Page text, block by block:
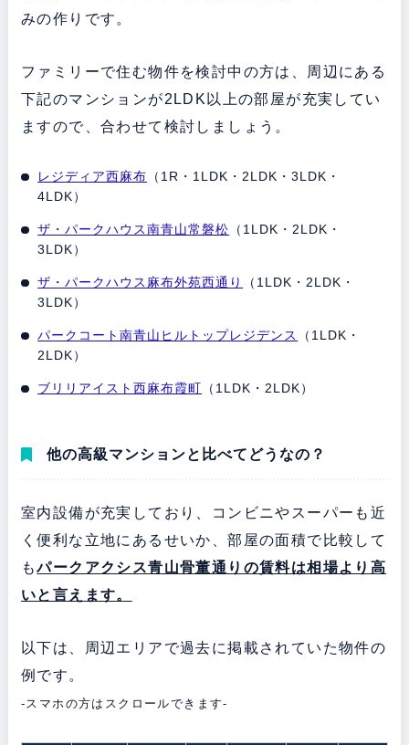
みの作りです。
ファミリーで住む物件を検討中の方は、周辺にある
下記のマンションが2LDK以上の部屋が充実してい
ますので、合わせて検討しましょう。
レジディア西麻布 （1R・1LDK・2LDK・3LDK・
4LDK）
ザ・パークハウス南青山常磐松 （1LDK・2LDK・
3LDK）
ザ・パークハウス麻布外苑西通り
（1LDK・2LDK・
3LDK）
パークコート南青山ヒルトップレジデンス
（1LDK・
2LDK）
ブリリアイスト西麻布霞町 （1LDK・2LDK）
他の高級マンションと比べてどうなの？
室内設備が充実しており、コンビニやスーパーも近
く便利な立地にあるせいか、部屋の面積で比較して
もパークアクシス青山骨董通りの賃料は相場より高
いと言えます。
以下は、周辺エリアで過去に掲載されていた物件の
例です。
-スマホの方はスクロールできます-